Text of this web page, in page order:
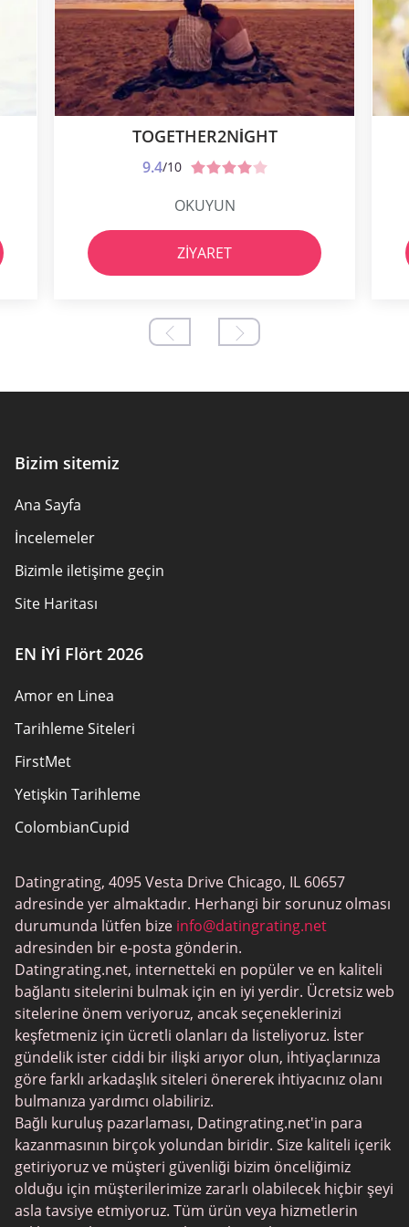
TOGETHER2NIGHT
9.4/10
OKUYUN
ZIYARET
Bizim sitemiz
Ana Sayfa
İncelemeler
Bizimle iletişime geçin
Site Haritası
EN İYİ Flört 2026
Amor en Linea
Tarihleme Siteleri
FirstMet
Yetişkin Tarihleme
ColombianCupid
MeetMindful
BDSM Flört
BBPeopleMeet
Şeker Baba Siteleri
JPeopleMeet
Trans Tarihleme
Kıdemli Tarihleme
MyLOL
Gay Tarihleme
Lezbiyen Tarihleme
Siyah Tarihleme Siteleri
Datingrating, 4095 Vesta Drive Chicago, IL 60657
adresinde yer almaktadır. Herhangi bir sorunuz olması
durumunda lütfen bize info@datingrating.net
adresinden bir e-posta gönderin.
Datingrating.net, internetteki en popüler ve en kaliteli
bağlantı sitelerini bulmak için en iyi yerdir. Ücretsiz web
sitelerine önem veriyoruz, ancak seçeneklerinizi
keşfetmeniz için ücretli olanları da listeliyoruz. İster
gündelik ister ciddi bir ilişki arıyor olun, ihtiyaçlarınıza
göre farklı arkadaşlık siteleri önererek ihtiyacınız olanı
bulmanıza yardımcı olabiliriz.
Bağlı kuruluş pazarlaması, Datingrating.net'in para
kazanmasının birçok yolundan biridir. Size kaliteli içerik
getiriyoruz ve müşteri güvenliği bizim önceliğimiz
olduğu için müşterilerimize zararlı olabilecek hiçbir şeyi
asla tavsiye etmiyoruz. Tüm ürün veya hizmetlerin